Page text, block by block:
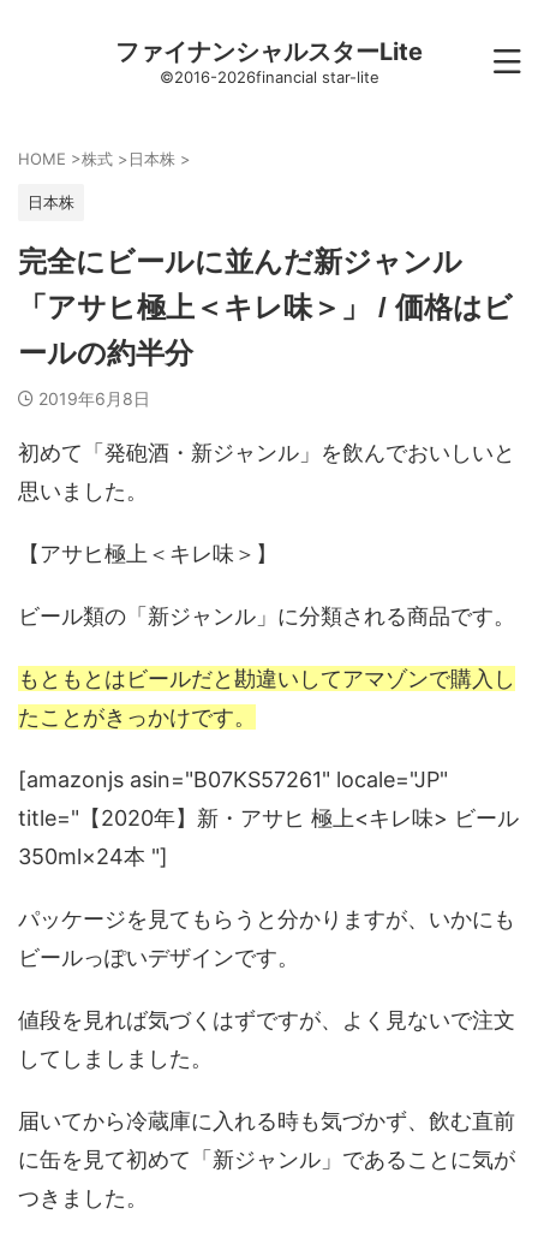
ファイナンシャルスターLite
©2016-2026financial star-lite
HOME >株式 >日本株 >
日本株
完全にビールに並んだ新ジャンル
「アサヒ極上＜キレ味＞」 / 価格はビ
ールの約半分
2019年6月8日
初めて「発砲酒・新ジャンル」を飲んでおいしいと
思いました。
【アサヒ極上＜キレ味＞】
ビール類の「新ジャンル」に分類される商品です。
もともとはビールだと勘違いしてアマゾンで購入し
たことがきっかけです。
[amazonjs asin="B07KS57261" locale="JP"
title="【2020年】新・アサヒ 極上<キレ味> ビール
350ml×24本 "]
パッケージを見てもらうと分かりますが、いかにも
ビールっぽいデザインです。
値段を見れば気づくはずですが、よく見ないで注文
してしましました。
届いてから冷蔵庫に入れる時も気づかず、飲む直前
に缶を見て初めて「新ジャンル」であることに気が
つきました。